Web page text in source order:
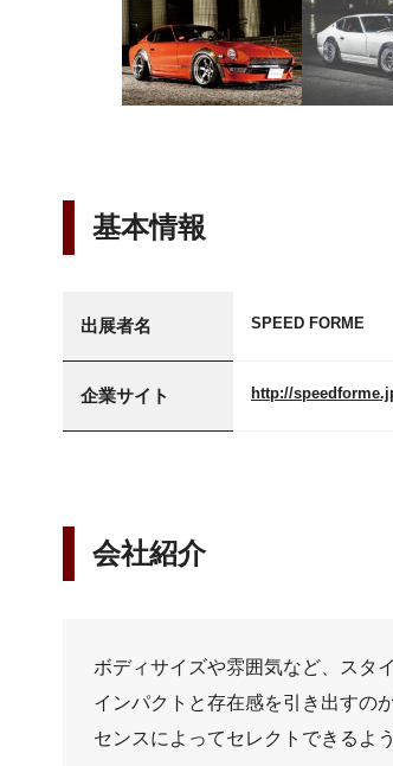
基本情報
出展者名 SPEED FORME
企業サイト http://
会社紹介
ボディサイズや雰囲気など、スタ
インパクトと存在感を引き出すの
センスによってセレクトできるよ